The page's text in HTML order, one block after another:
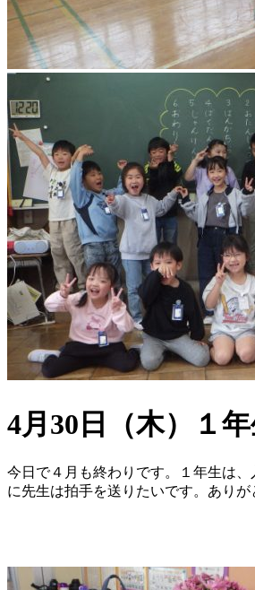
4月30日（木）１
今日で４月も終わりです。１年生は
に先生は拍手を送りたいです。ありが